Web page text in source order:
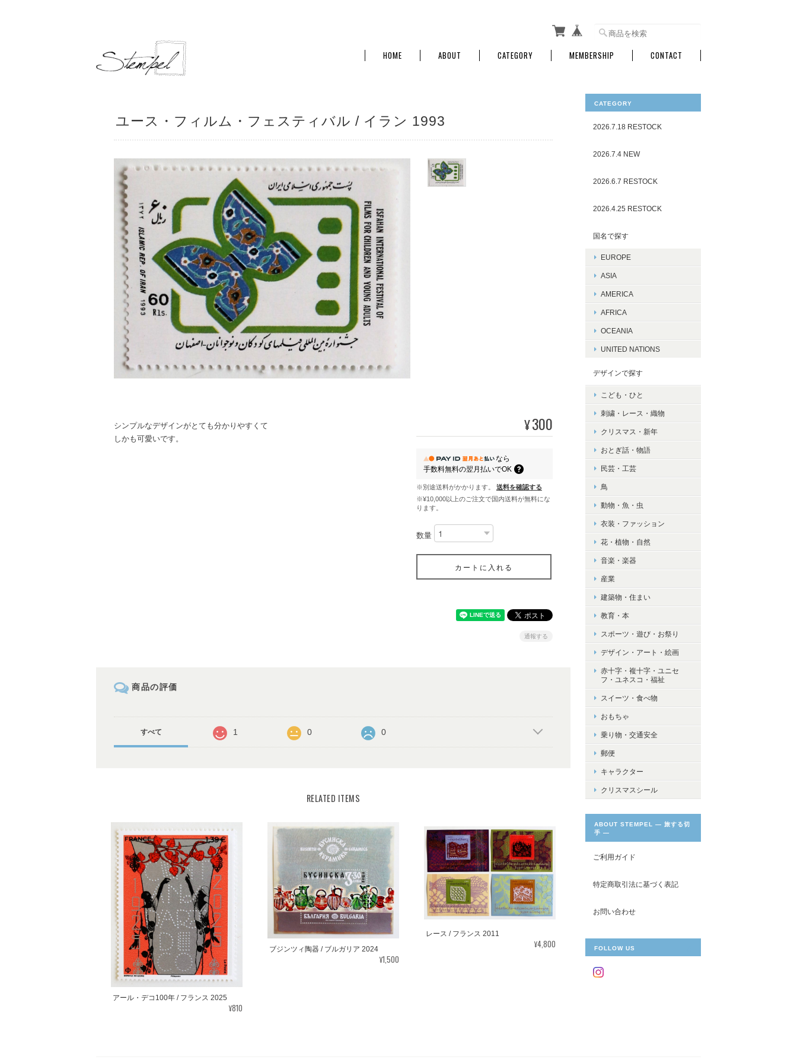
HOME ABOUT CATEGORY MEMBERSHIP CONTACT
ユース・フィルム・フェスティバル / イラン 1993
シンプルなデザインがとても分かりやすくて
しかも可愛いです。
¥300
なら
手数料無料の翌月払いでOK
※別途送料がかかります。
送料を確認する
※¥10,000以上のご注文で国内送料が無料にな
ります。
数量
カートに入れる
通報する
商品の評価
すべて 1 0 0
RELATED ITEMS
アール・デコ100年 / フランス 2025
¥810
ブジンツィ陶器 / ブルガリア 2024
¥1,500
レース / フランス 2011
¥4,800
CATEGORY
2026.7.18 RESTOCK
2026.7.4 NEW
2026.6.7 RESTOCK
2026.4.25 RESTOCK
国名で探す
EUROPE
ASIA
AMERICA
AFRICA
OCEANIA
UNITED NATIONS
デザインで探す
こども・ひと
刺繍・レース・織物
クリスマス・新年
おとぎ話・物語
民芸・工芸
鳥
動物・魚・虫
衣装・ファッション
花・植物・自然
音楽・楽器
産業
建築物・住まい
教育・本
スポーツ・遊び・お祭り
デザイン・アート・絵画
赤十字・複十字・ユニセ
フ・ユネスコ・福祉
スイーツ・食べ物
おもちゃ
乗り物・交通安全
郵便
キャラクター
クリスマスシール
ABOUT STEMPEL ― 旅する切
手 ―
ご利用ガイド
特定商取引法に基づく表記
お問い合わせ
FOLLOW US